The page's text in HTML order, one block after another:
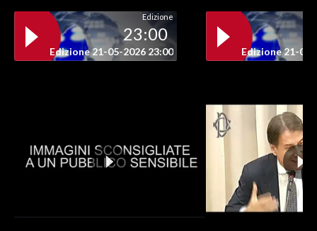
Edizione
23:00
Edizione 21-05-2026 23:00 Edizione 21-05-